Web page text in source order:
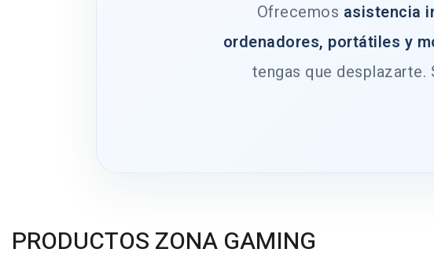
Ofrecemos asistencia
ordenadores, portátiles y
tengas que desplazarte.
PRODUCTOS ZONA GAMING